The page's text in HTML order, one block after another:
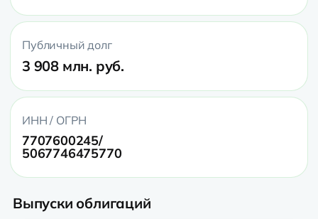
Публичный долг
3 908 млн. руб.
ИНН / ОГРН
7707600245/
5067746475770
Выпуски облигаций